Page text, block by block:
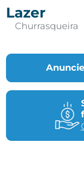
Lazer
Churrasqueira